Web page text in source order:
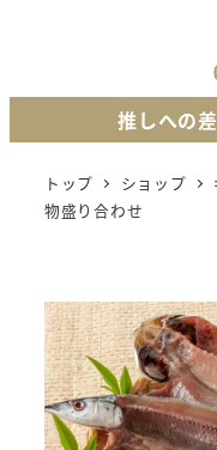
ン
推しへの
トップ ショップ
物盛り合わせ